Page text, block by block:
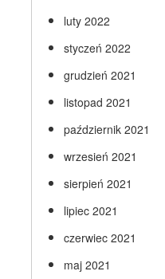
luty 2022
styczeń 2022
grudzień 2021
listopad 2021
październik 2021
wrzesień 2021
sierpień 2021
lipiec 2021
czerwiec 2021
maj 2021